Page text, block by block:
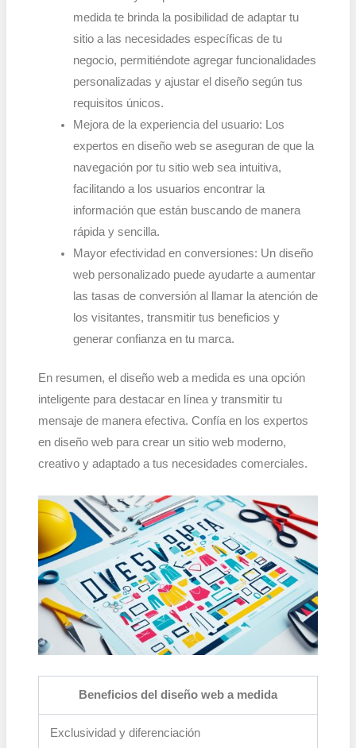
medida te brinda la posibilidad de adaptar tu
sitio a las necesidades específicas de tu
negocio, permitiéndote agregar funcionalidades
personalizadas y ajustar el diseño según tus
requisitos únicos.
Mejora de la experiencia del usuario: Los
expertos en diseño web se aseguran de que la
navegación por tu sitio web sea intuitiva,
facilitando a los usuarios encontrar la
información que están buscando de manera
rápida y sencilla.
Mayor efectividad en conversiones: Un diseño
web personalizado puede ayudarte a aumentar
las tasas de conversión al llamar la atención de
los visitantes, transmitir tus beneficios y
generar confianza en tu marca.
En resumen, el diseño web a medida es una opción
inteligente para destacar en línea y transmitir tu
mensaje de manera efectiva. Confía en los expertos
en diseño web para crear un sitio web moderno,
creativo y adaptado a tus necesidades comerciales.
Beneficios del diseño web a medida
Exclusividad y diferenciación